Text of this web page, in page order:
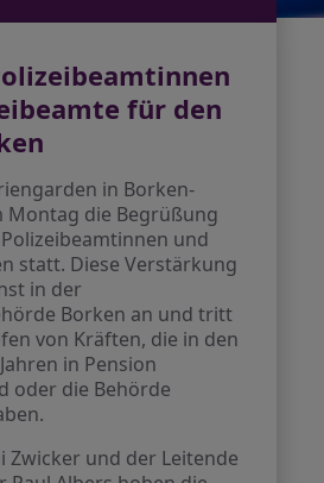
für den
in Borken-
Montag die Begrüßung
und
statt. Diese Verstärkung
in der
Borken an und tritt
von Kräften, die in den
in Pension
oder die Behörde
Zwicker und der Leitende